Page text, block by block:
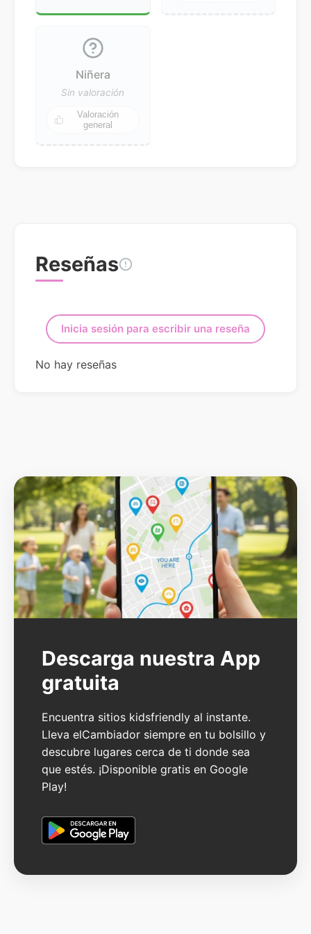
Niñera
Sin valoración
Valoración
general
Reseñas
Inicia sesión para escribir una reseña
No hay reseñas
Descarga nuestra App
gratuita
Encuentra sitios kidsfriendly al instante.
Lleva elCambiador siempre en tu bolsillo y
descubre lugares cerca de ti donde sea
que estés. ¡Disponible gratis en Google
Play!